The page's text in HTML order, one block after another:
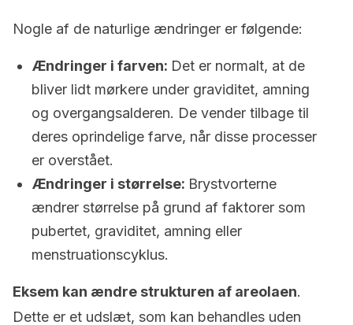
Nogle af de naturlige ændringer er følgende:
Ændringer i farven: Det er normalt, at de
bliver lidt mørkere under graviditet, amning
og overgangsalderen. De vender tilbage til
deres oprindelige farve, når disse processer
er overstået.
Ændringer i størrelse: Brystvorterne
ændrer størrelse på grund af faktorer som
pubertet, graviditet, amning eller
menstruationscyklus.
Eksem kan ændre strukturen af areolaen.
Dette er et udslæt, som kan behandles uden